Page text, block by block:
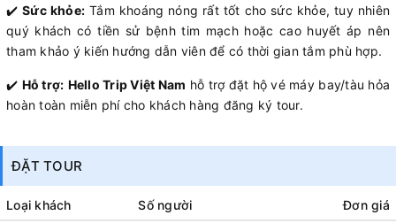
✔️Sức khỏe: Tắm khoáng nóng rất tốt cho sức khỏe, tuy nhiên
quý khách có tiền sử bệnh tim mạch hoặc cao huyết áp nên
tham khảo ý kiến hướng dẫn viên để có thời gian tắm phù hợp.
✔️ Hỗ trợ: Hello Trip Việt Nam hỗ trợ đặt hộ vé máy bay/tàu hỏa
hoàn toàn miễn phí cho khách hàng đăng ký tour.
ĐẶT TOUR
Loại khách Số người Đơn giá